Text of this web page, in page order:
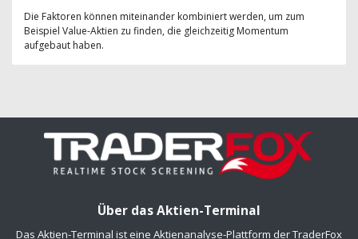
Die Faktoren können miteinander kombiniert werden, um zum
Beispiel Value-Aktien zu finden, die gleichzeitig Momentum
aufgebaut haben.
Über das Aktien-Terminal
Das Aktien-Terminal ist eine Aktienanalyse-Plattform der TraderFox